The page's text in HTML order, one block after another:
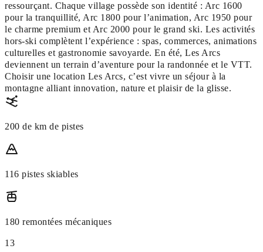
ressourçant. Chaque village possède son identité : Arc 1600
pour la tranquillité, Arc 1800 pour l’animation, Arc 1950 pour
le charme premium et Arc 2000 pour le grand ski. Les activités
hors-ski complètent l’expérience : spas, commerces, animations
culturelles et gastronomie savoyarde. En été, Les Arcs
deviennent un terrain d’aventure pour la randonnée et le VTT.
Choisir une location Les Arcs, c’est vivre un séjour à la
montagne alliant innovation, nature et plaisir de la glisse.
200 de km de pistes
116 pistes skiables
180 remontées mécaniques
13